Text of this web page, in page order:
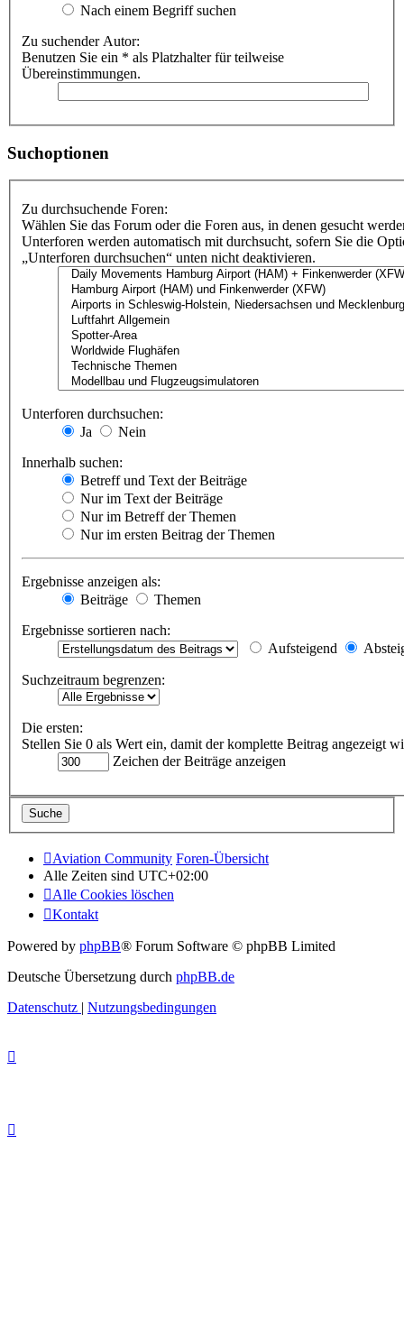
Nach einem Begriff suchen
Zu suchender Autor:
Benutzen Sie ein * als Platzhalter für teilweise
Übereinstimmungen.
Suchoptionen
Zu durchsuchende Foren:
Wählen Sie das Forum oder die Foren aus, in denen gesucht
Unterforen werden automatisch mit durchsucht, sofern Sie die
„Unterforen durchsuchen“ unten nicht deaktivieren.
Unterforen durchsuchen:
Ja
Nein
Innerhalb suchen:
Betreff und Text der Beiträge
Nur im Text der Beiträge
Nur im Betreff der Themen
Nur im ersten Beitrag der Themen
Ergebnisse anzeigen als:
Beiträge
Themen
Ergebnisse sortieren nach:
Aufsteigend
Suchzeitraum begrenzen:
Die ersten:
Stellen Sie 0 als Wert ein, damit der komplette Beitrag angezeigt
Zeichen der Beiträge anzeigen
Aviation Community Foren-Übersicht
Alle Zeiten sind UTC+02:00
Alle Cookies löschen
Kontakt
Powered by phpBB® Forum Software © phpBB Limited
Deutsche Übersetzung durch phpBB.de
Datenschutz | Nutzungsbedingungen